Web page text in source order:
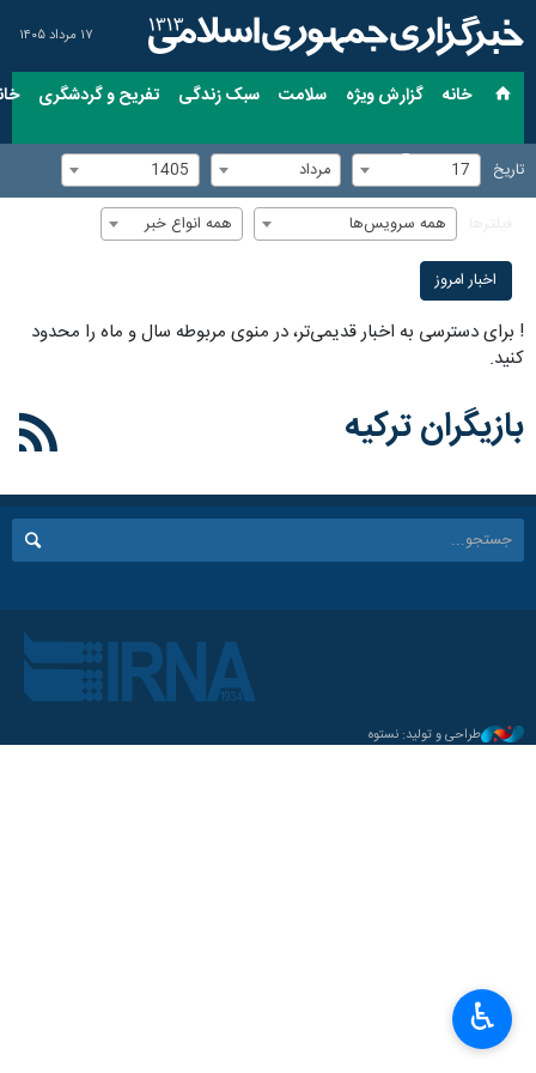
۱۷ مرداد ۱۴۰۵
خانه گزارش ویژه سلامت سبک زندگی تفریح و گردشگری
تاریخ 17 مرداد 1405
همه سرویس‌ها همه انواع خبر
اخبار امروز
! برای دسترسی به اخبار قدیمی‌تر، در منوی مربوطه سال و ماه را محدود
کنید.
بازیگران ترکیه
طراحی و تولید: نستوه
♿︎